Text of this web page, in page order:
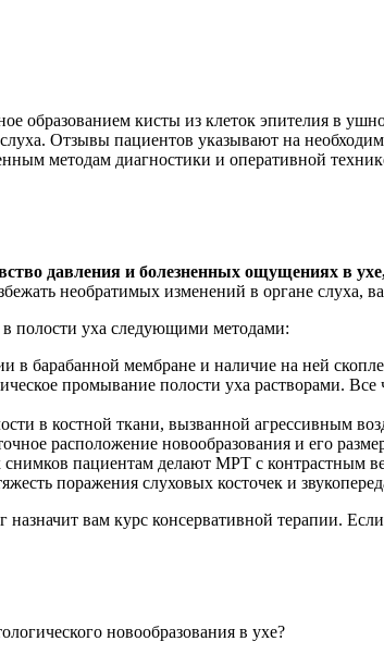
образованием кисты из клеток эпителия в
Отзывы пациентов указывают на
методам диагностики и оперативной
давления и болезненных ощущениях в ухе,
необратимых изменений в органе слуха,
в полости уха следующими методами:
в барабанной мембране и наличие на ней
промывание полости уха растворами.
в костной ткани, вызванной агрессивным
расположение новообразования и его
пациентам делают МРТ с контрастным
поражения слуховых косточек и
вам курс консервативной терапии.
новообразования в ухе?